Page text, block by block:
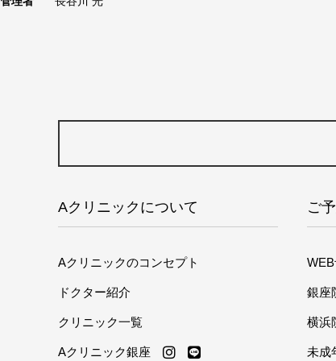
Aクリニックについて
Aクリニックのコンセプト
ドクター紹介
クリニック一覧
Aクリニック銀座
ご
銀座
横浜
未成